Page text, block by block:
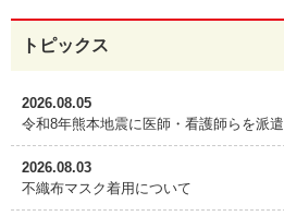
トピックス
2026.08.05
令和8年熊本地震に医師・看護師らを派遣
2026.08.03
不織布マスク着用について